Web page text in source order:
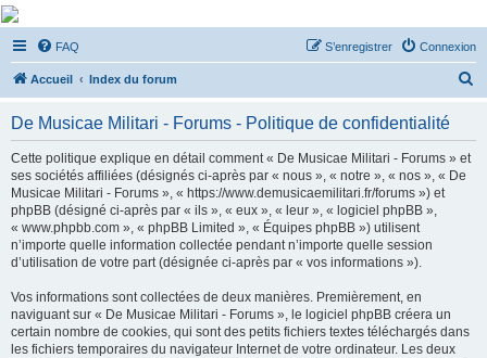
De Musicae Militari -
Forums
Forums de discussions
FAQ Connexion
S’enregistrer
Accueil Index du forum
De Musicae Militari - Forums - Politique de confidentialité
Cette politique explique en détail comment « De Musicae Militari - Forums » et
ses sociétés affiliées (désignés ci-après par « nous », « notre », « nos », « De
Musicae Militari - Forums », « https://www.demusicaemilitari.fr/forums ») et
phpBB (désigné ci-après par « ils », « eux », « leur », « logiciel phpBB »,
« www.phpbb.com », « phpBB Limited », « Équipes phpBB ») utilisent
n’importe quelle information collectée pendant n’importe quelle session
d’utilisation de votre part (désignée ci-après par « vos informations »).
Vos informations sont collectées de deux manières. Premièrement, en
naviguant sur « De Musicae Militari - Forums », le logiciel phpBB créera un
certain nombre de cookies, qui sont des petits fichiers textes téléchargés dans
les fichiers temporaires du navigateur Internet de votre ordinateur. Les deux